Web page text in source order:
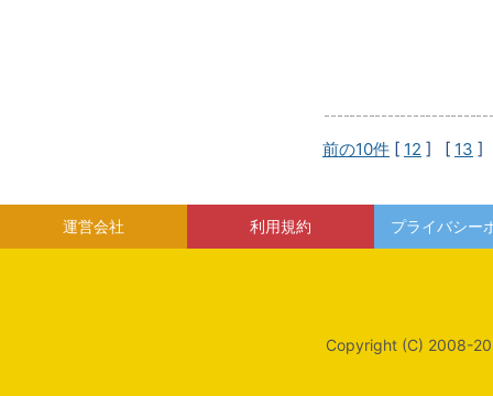
前の10件 [ 12 ] [ 13 ]
運営会社 利用規約 プライバシー
Copyright (C) 2008-